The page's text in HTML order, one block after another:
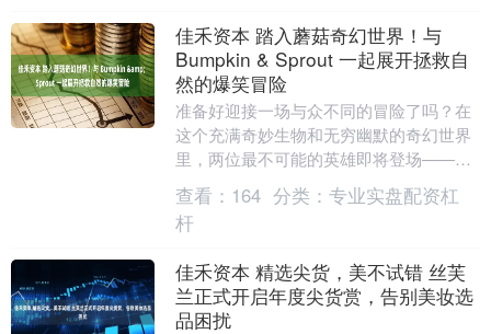
佳禾资本 踏入蘑菇奇幻世界！与
Bumpkin & Sprout 一起展开拯救自
然的爆笑冒险
准备好迎接一场与众不同的冒险了吗？在
这个充满奇妙生物和无穷幽默的奇幻世界
里，两位最不可能的英雄即将登场——他
们就是我们的无忧无虑蘑菇伙伴：
Bumpkin和Spr....
查看： 164 分类： 专业实盘配资杠
杆
佳禾资本 精选尖货，美不试错 丝芙
兰正式开启年度尖货赏，告别美妆选
品困扰